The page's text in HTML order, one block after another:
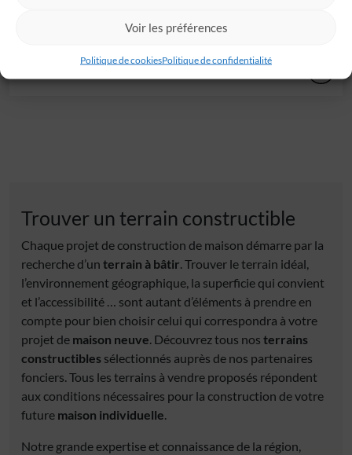
Voir les préférences
Politique de cookiesPolitique de confidentialité
Terrain en vente pour votre projet de construction avec
IGC et en direct propriétaire ![...]
Trouver un terrain constructible
Chaque projet de construction de maison démarre par la
recherche d’un terrain à bâtir. Trouver le terrain idéal,
l’environnement géographique, la superficie qui convient
et l’accessibilité … sont autant d’éléments à prendre en
compte pour bien choisir celui qui correspondra à votre
projet de maison neuve. Découvrez tous nos terrains
constructibles sélectionnés auprès de nos partenaires
fonciers. Tous les terrains à vendre proposés répondent
aux conditions nécessaires pour la construction de votre
future maison individuelle.
Notre grande expertise et connaissance de la région,